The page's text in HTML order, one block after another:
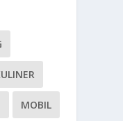
MOBIL